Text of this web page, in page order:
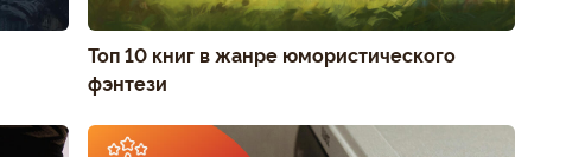
Топ 10 книг в жанре юмористического
фэнтези